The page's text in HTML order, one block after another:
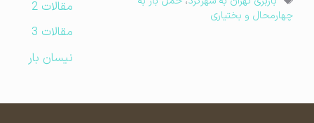
چهارمحال و بختیاری
مقالات 2
مقالات 3
نیسان بار